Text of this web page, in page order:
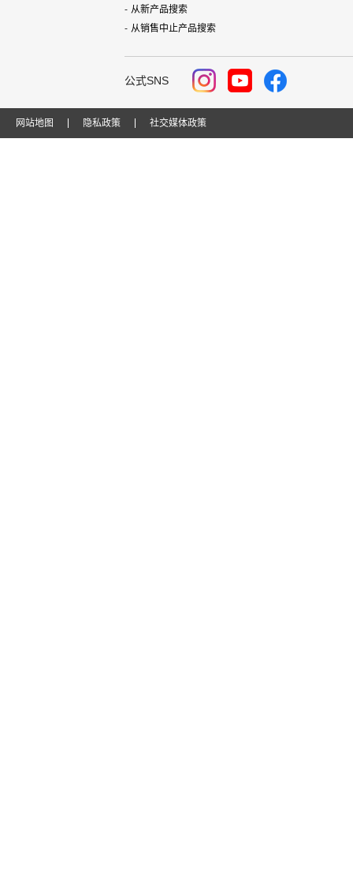
从新产品搜索
从销售中止产品搜索
公式SNS
网站地图 隐私政策 社交媒体政策